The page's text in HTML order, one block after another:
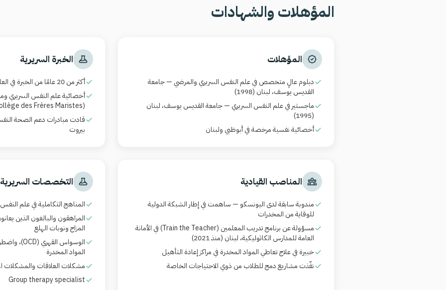
المؤهلات والشهادات
المؤهلات
دبلوم عالٍ متخصص في علم النفس السريري والمرضي — جامعة
القديس يوسف، لبنان (1998)
ماجستير في علم النفس السريري — جامعة القديس يوسف، لبنان
(1995)
أخصائية نفسية مرخصة في أبوظبي ولبنان
الخبرة السريرية
أكثر من 20 عامًا من الخبرة في العلاج السريري في البيئات التعليمية
أخصائية علم النفس السريري
(Collège des Frères Maristes)، لبنان (22 عامًا حتى 2022)
بيروت
المناصب القيادية
مندوبة سابقة لدى اليونسكو — ساهمت في إطار الشبكة الدولية
للوقاية من المخدرات
مسؤولة عن برنامج تدريب المعلمين (Train the Teacher)في الأمانة
العامة للمدارس الكاثوليكية، لبنان (منذ 2021)
خبيرة في علاج تعاطي المواد المخدرة في مراكز إعادة التأهيل
نفّذت مشاريع دمج للطلاب من ذوي الاحتياجات الخاصة
التخصصات السريرية
المناهج التكاملية في علم
المراهقون والبالغون الذين
المزاج ونوبات الهلع
الوسواس القهري (OCD)،
المواد المخدرة
مشكلات العلاقات والمشكلات
Group therapy specialist